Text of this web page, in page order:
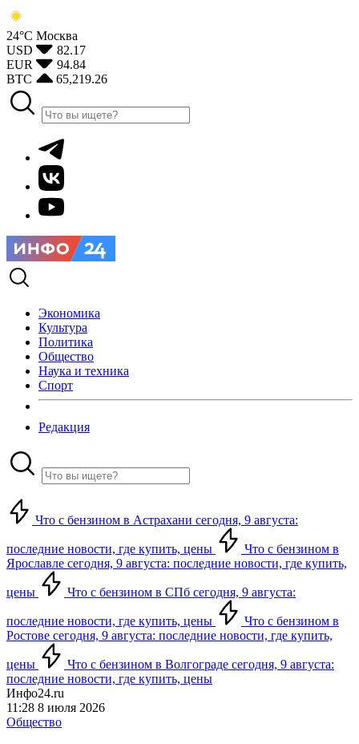
24°С Москва
USD
82.17
EUR
94.84
BTC
65,219.26
Экономика
Культура
Политика
Общество
Наука и техника
Спорт
Редакция
Что с бензином в Астрахани сегодня, 9 августа:
последние новости, где купить, цены
Что с бензином в
Ярославле сегодня, 9 августа: последние новости, где купить,
цены Что с бензином в СПб сегодня, 9 августа:
последние новости, где купить, цены
Что с бензином в
Ростове сегодня, 9 августа: последние новости, где купить,
цены
Что с бензином в Волгограде сегодня, 9 августа:
последние новости, где купить, цены
Инфо24.ru
11:28 8 июля 2026
Общество